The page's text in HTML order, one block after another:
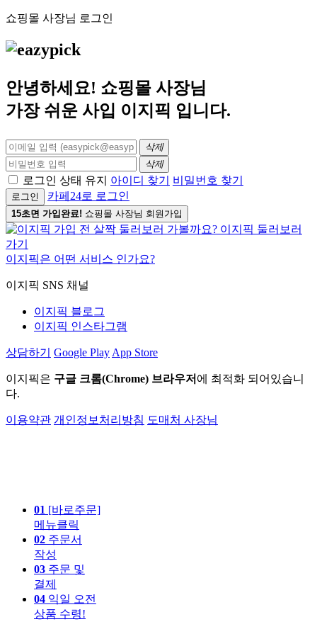
쇼핑몰 사장님 로그인
안녕하세요! 쇼핑몰 사장님
가장 쉬운 사입 이지픽 입니다.
삭제
삭제
로그인 상태 유지 아이디 찾기 비밀번호 찾기
로그인 카페24로 로그인
15초면 가입완료! 쇼핑몰 사장님 회원가입
이지픽은 어떤 서비스 인가요?
이지픽 SNS 채널
이지픽 블로그
이지픽 인스타그램
상담하기 Google Play App Store
이지픽은 구글 크롬(Chrome) 브라우저 에 최적화 되어있습니
다.
이용약관 개인정보처리방침 도매처 사장님
01 [바로주문]
메뉴클릭
02 주문서
작성
03 주문 및
결제
04 익일 오전
상품 수령!